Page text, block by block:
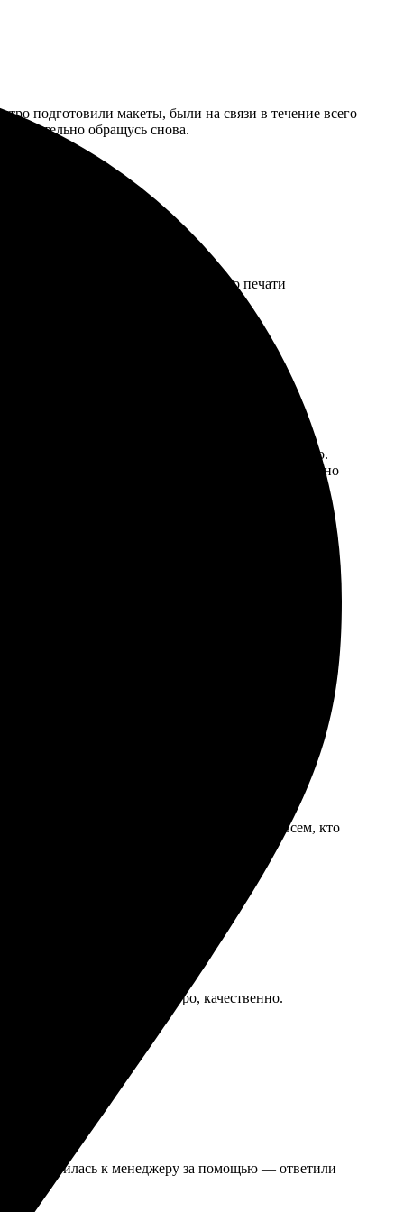
подготовили макеты, были на связи в течение всего
обращусь снова.
быстрый и понятный. Качество печати
снова!
печати отличное, цвета яркие, всё как на фото.
нюанс — хотелось бы больше вариантов дизайна, но
и выбрала дизайн. Менеджеры быстро
Яркие цвета, четкие изображения, все
срок, все детали радуют глаз. Рекомендую всем, кто
Заказ изготовили быстро, качественно.
Обратилась к менеджеру за помощью — ответили